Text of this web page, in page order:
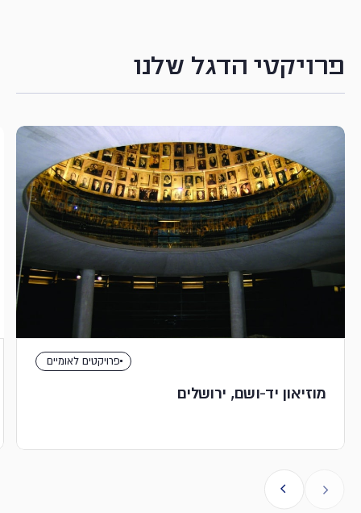
פרויקטי הדגל שלנו
פרויקטים לאומיים
מוזיאון יד-ושם, ירושלים